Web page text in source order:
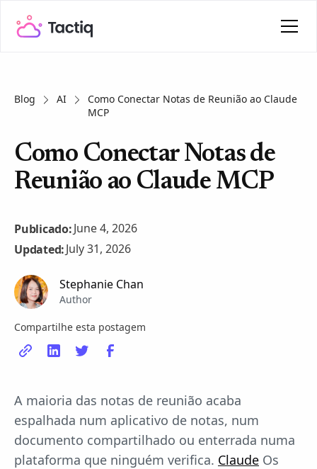
Blog AI
Como Conectar Notas de Reunião ao Claude
MCP
Como Conectar Notas de
Reunião ao Claude MCP
Publicado:June 4, 2026
Updated:July 31, 2026
Stephanie Chan
Author
Compartilhe esta postagem
A maioria das notas de reunião acaba
espalhada num aplicativo de notas, num
documento compartilhado ou enterrada numa
plataforma que ninguém verifica. Claude Os